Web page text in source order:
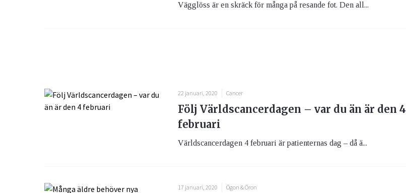
Vägglöss är en skräck för många på resande fot. Den all...
22 januari, 2020 Cancer
Följ Världscancerdagen – var du än är den 4
februari
Världscancerdagen 4 februari är patienternas dag – då ä...
17 januari, 2020 Ögon & Öron